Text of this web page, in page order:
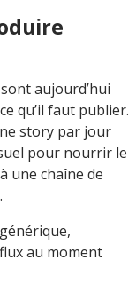
aujourd’hui
qu’il faut publier.
story par jour
pour nourrir le
une chaîne de
au moment